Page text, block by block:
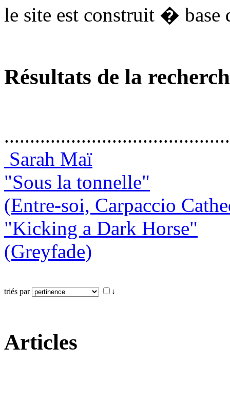
le site est construit � base
Résultats de la
Sarah Maï
"Sous la tonnelle"
(Entre-soi, Carpaccio
"Kicking a Dark Horse"
(Greyfade)
triés par ↓
Articles